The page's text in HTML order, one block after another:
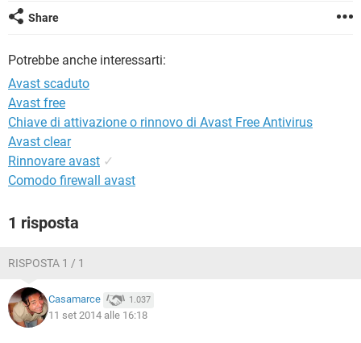
Share
Potrebbe anche interessarti:
Avast scaduto
Avast free
Chiave di attivazione o rinnovo di Avast Free Antivirus
Avast clear
Rinnovare avast ✓
Comodo firewall avast
1 risposta
RISPOSTA 1 / 1
Casamarce 1.037
11 set 2014 alle 16:18